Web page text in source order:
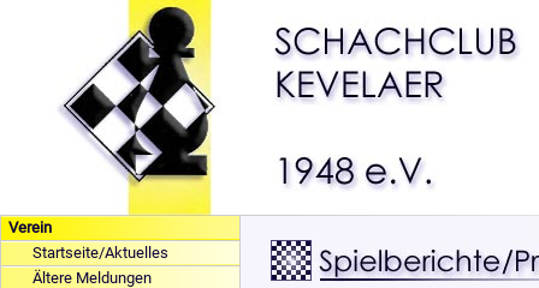
Verein
Startseite/Aktuelles
Ältere Meldungen